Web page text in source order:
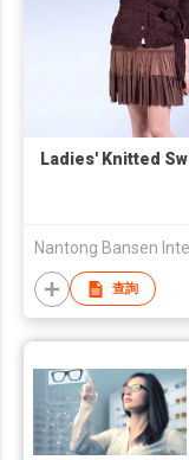
Ladies' Knitted
查詢